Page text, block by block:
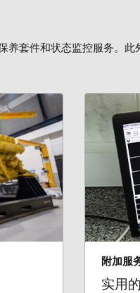
养套件和状态监控服务。
附加服
实用